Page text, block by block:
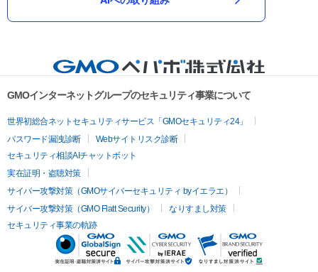
GMOインターネットグループのセキュリティ事業について
世界初総合ネットセキュリティサービス「GMOセキュリティ24」
パスワード漏洩診断
Webサイトリスク診断
セキュリティ相談AIチャットボット
実在証明・盗聴対策
サイバー攻撃対策（GMOサイバーセキュリティ byイエラエ）
サイバー攻撃対策（GMO Flatt Security）
なりすまし対策
セキュリティ事業の軌跡